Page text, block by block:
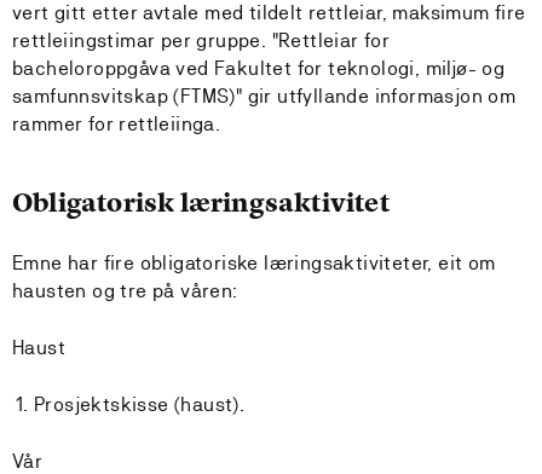
vert gitt etter avtale med tildelt rettleiar, maksimum fire
rettleiingstimar per gruppe. "Rettleiar for
bacheloroppgåva ved Fakultet for teknologi, miljø- og
samfunnsvitskap (FTMS)" gir utfyllande informasjon om
rammer for rettleiinga.
Obligatorisk læringsaktivitet
Emne har fire obligatoriske læringsaktiviteter, eit om
hausten og tre på våren:
Haust
Prosjektskisse (haust).
Vår